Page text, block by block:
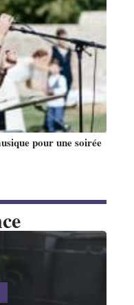
pour une soirée